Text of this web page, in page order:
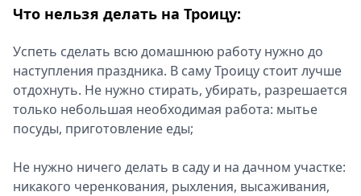
Что нельзя делать на Троицу:
Успеть сделать всю домашнюю работу нужно до
наступления праздника. В саму Троицу стоит лучше
отдохнуть. Не нужно стирать, убирать, разрешается
только небольшая необходимая работа: мытье
посуды, приготовление еды;
Не нужно ничего делать в саду и на дачном участке:
никакого черенкования, рыхления, высаживания,